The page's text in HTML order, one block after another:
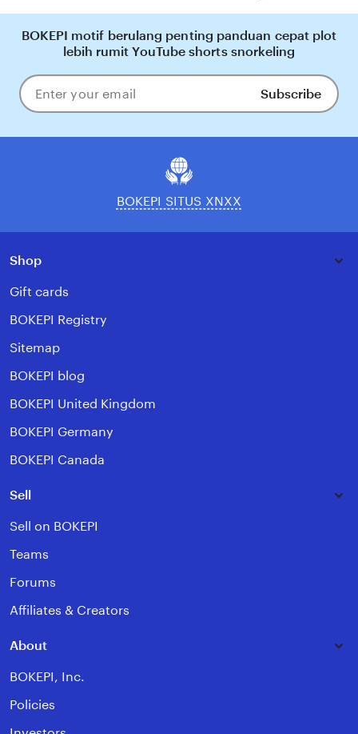
BOKEPI motif berulang penting panduan cepat plot
lebih rumit YouTube shorts snorkeling
Enter
your
Subscribe
BOKEPI SITUS XNXX
Shop
Gift cards
BOKEPI Registry
Sitemap
BOKEPI blog
BOKEPI United Kingdom
BOKEPI Germany
BOKEPI Canada
Sell
Sell on BOKEPI
Teams
Forums
Affiliates & Creators
About
BOKEPI, Inc.
Policies